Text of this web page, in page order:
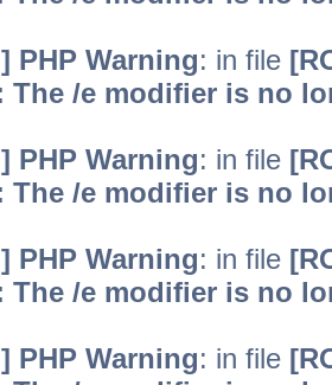
PHP Warning: in file
The /e modifier is no
PHP Warning: in file
The /e modifier is no
PHP Warning: in file
The /e modifier is no
PHP Warning: in file